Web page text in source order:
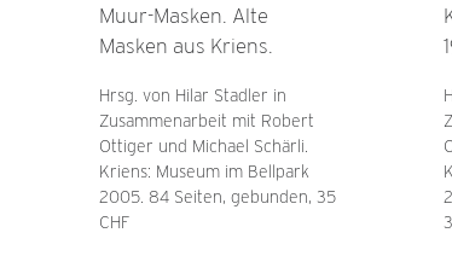
Muur-Masken. Alte
Masken aus Kriens.
Hrsg. von Hilar Stadler in
Zusammenarbeit mit Robert
Ottiger und Michael Schärli.
Kriens: Museum im Bellpark
2005. 84 Seiten, gebunden, 35
CHF